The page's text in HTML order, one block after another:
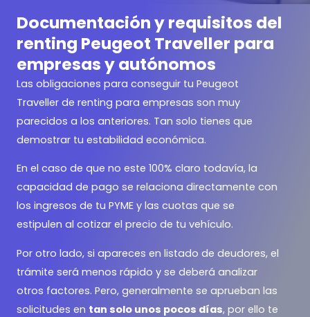
Documentación y requisitos del
renting Peugeot Traveller para
empresas y autónomos
Las obligaciones para conseguir tu Peugeot
Traveller de renting para empresas son muy
parecidos a los anteriores. Tan solo tienes que
demostrar tu estabilidad económica.
En el caso de que no este 100% claro todavía, la
capacidad de pago se relaciona directamente con
los ingresos de tu PYME y las cuotas que se
estipulen al cotizar el precio de tu vehículo.
Por otro lado, si apareces en listado de deudores, el
trámite será menos rápido y se deberá analizar
otros factores. Pero, generalmente se aprueban las
solicitudes en tan solo unos pocos días, por ello te